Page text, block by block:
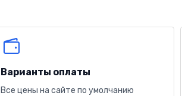
Варианты оплаты
Все цены на сайте по умолчанию